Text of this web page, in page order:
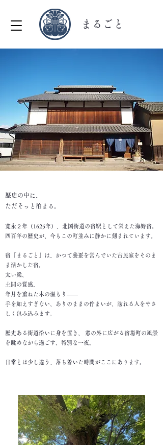
まるごと
歴史の中に、
ただそっと泊まる。
寛永２年（1625年）、北国街道の宿駅として栄えた海野宿。
四百年の歴史が、今もこの町並みに静かに刻まれています。
宿「まるごと」は、かつて養蚕を営んでいた古民家をそのま
ま活かした宿。
太い梁、
土間の質感、
年月を重ねた木の温もり——
手を加えすぎない、ありのままの佇まいが、訪れる人をやさ
しく包み込みます。
歴史ある街道沿いに身を置き、 窓の外に広がる宿場町の風景
を眺めながら過ごす、特別な一夜。
日常とは少し違う、落ち着いた時間がここにあります。